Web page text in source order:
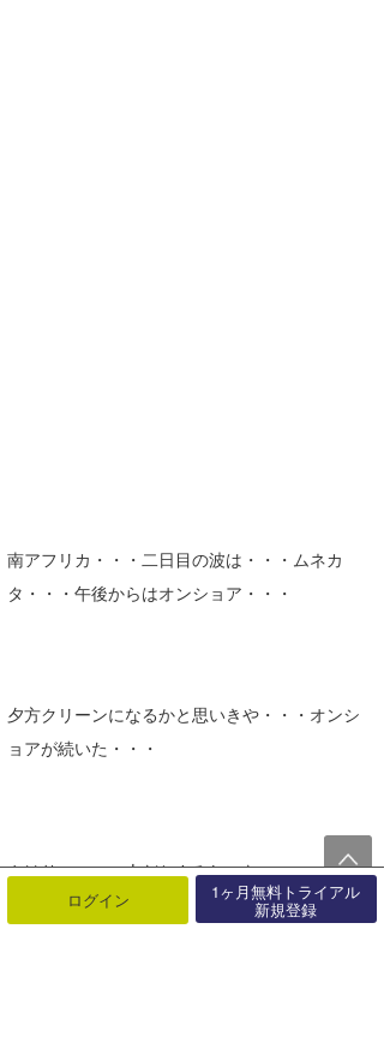
南アフリカ・・・二日目の波は・・・ムネカ
タ・・・午後からはオンショア・・・
夕方クリーンになるかと思いきや・・・オンシ
ョアが続いた・・・
やはり・・・一人だとさみしいな・・・
ログイン 1ヶ月無料トライアル
新規登録